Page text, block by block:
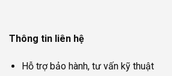
Thông tin liên hệ
Hỗ trợ bảo hành, tư vấn kỹ thuật